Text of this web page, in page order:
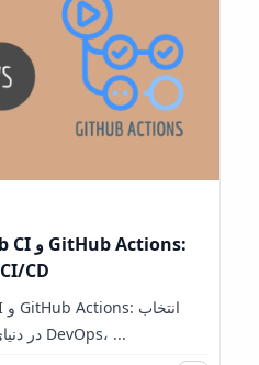
انتخاب ابزار مناسب برای CI/CD
ابزار مناسب برای CI/CD در دنیای DevOps، ...